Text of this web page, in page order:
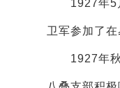
1927年5月
卫军参加了
1927年秋收